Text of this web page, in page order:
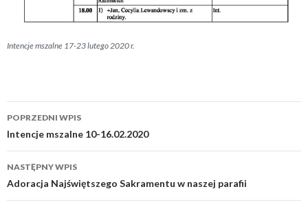
Intencje mszalne 17-23 lutego 2020 r.
Zobacz
wpisy
POPRZEDNI WPIS
Intencje mszalne 10-16.02.2020
NASTĘPNY WPIS
Adoracja Najświętszego Sakramentu w naszej parafii